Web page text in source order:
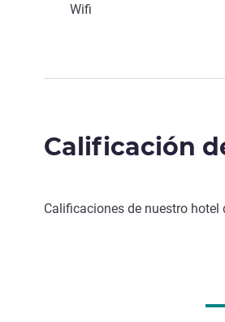
Wifi
Calificación
Calificaciones de nuestro